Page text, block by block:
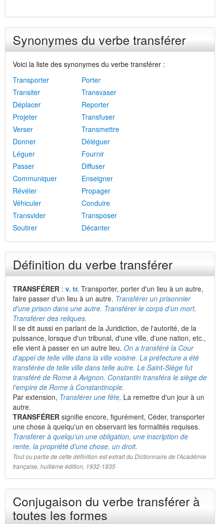
Synonymes du verbe transférer
Voici la liste des synonymes du verbe transférer :
Transporter
Porter
Transiter
Transvaser
Déplacer
Reporter
Projeter
Transfuser
Verser
Transmettre
Donner
Déléguer
Léguer
Fournir
Passer
Diffuser
Communiquer
Enseigner
Révéler
Propager
Véhiculer
Conduire
Transvider
Transposer
Soutirer
Décanter
Définition du verbe transférer
TRANSFÉRER : v. tr. Transporter, porter d'un lieu à un autre,
faire passer d'un lieu à un autre. Transférer un prisonnier
d'une prison dans une autre. Transférer le corps d'un mort.
Transférer des reliques.
Il se dit aussi en parlant de la Juridiction, de l'autorité, de la
puissance, lorsque d'un tribunal, d'une ville, d'une nation, etc.,
elle vient à passer en un autre lieu. On a transféré la Cour
d'appel de telle ville dans la ville voisine. La préfecture a été
transférée de telle ville dans telle autre. Le Saint-Siège fut
transféré de Rome à Avignon. Constantin transféra le siège de
l'empire de Rome à Constantinople.
Par extension, Transférer une fête, La remettre d'un jour à un
autre.
TRANSFÉRER signifie encore, figurément, Céder, transporter
une chose à quelqu'un en observant les formalités requises.
Transférer à quelqu'un une obligation, une inscription de
rente, la propriété d'une chose, un droit.
Tout ou partie de cette définition est extrait du Dictionnaire de l'Académie
française, huitième édition, 1932-1935
Conjugaison du verbe transférer à
toutes les formes